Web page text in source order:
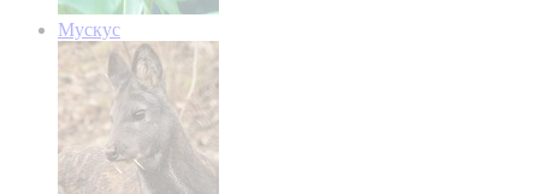
Мускус